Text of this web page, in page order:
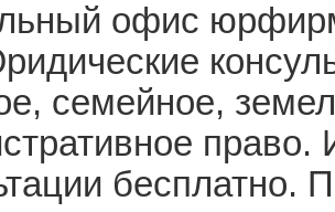
офис
семейное,
право.
бесплатно.